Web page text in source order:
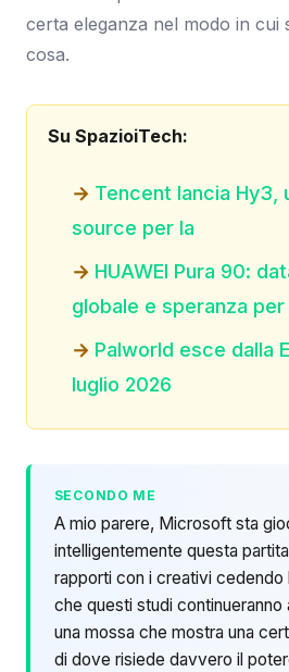
certa eleganza nel modo in cui
cosa.
Su SpazioiTech:
Tencent lancia Hy3,
source per la
HUAWEI Pura 90:
globale e speranza per
Palworld esce dalla
luglio 2026
SECONDO ME
A mio parere, Microsoft sta
intelligentemente questa
rapporti con i creativi cedendo
che questi studi continueranno
una mossa che mostra una
di dove risiede davvero il